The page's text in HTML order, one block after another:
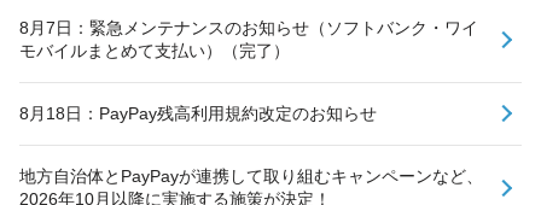
8月7日：緊急メンテナンスのお知らせ（ソフトバンク・ワイ
モバイルまとめて支払い）（完了）
8月18日：PayPay残高利用規約改定のお知らせ
地方自治体とPayPayが連携して取り組むキャンペーンなど、
2026年10月以降に実施する施策が決定！